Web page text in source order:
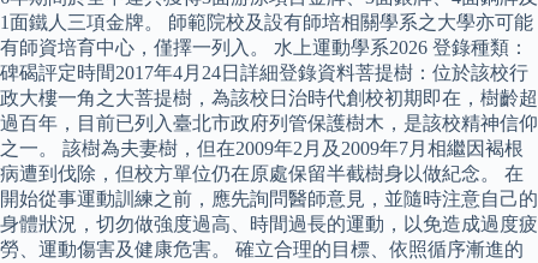
1面鐵人三項金牌。 師範院校及設有師培相關學系之大學亦可能
有師資培育中心，僅擇一列入。 水上運動學系2026 登錄種類：
碑碣評定時間2017年4月24日詳細登錄資料菩提樹：位於該校行
政大樓一角之大菩提樹，為該校日治時代創校初期即在，樹齡超
過百年，目前已列入臺北市政府列管保護樹木，是該校精神信仰
之一。 該樹為夫妻樹，但在2009年2月及2009年7月相繼因褐根
病遭到伐除，但校方單位仍在原處保留半截樹身以做紀念。 在
開始從事運動訓練之前，應先詢問醫師意見，並隨時注意自己的
身體狀況，切勿做強度過高、時間過長的運動，以免造成過度疲
勞、運動傷害及健康危害。 確立合理的目標、依照循序漸進的